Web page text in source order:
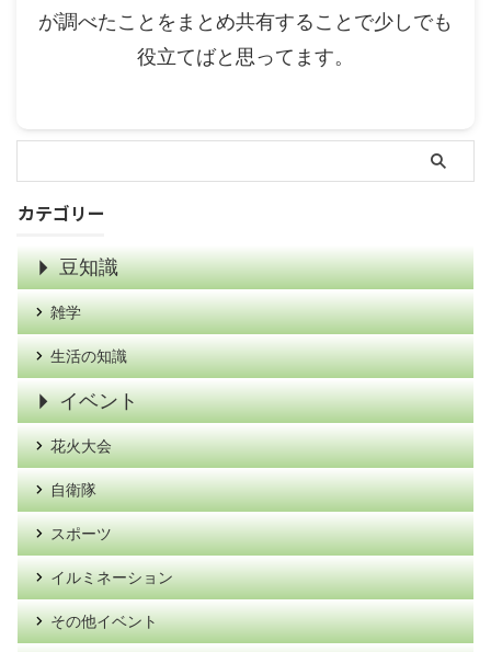
が調べたことをまとめ共有することで少しでも
役立てばと思ってます。
カテゴリー
豆知識
雑学
生活の知識
イベント
花火大会
自衛隊
スポーツ
イルミネーション
その他イベント